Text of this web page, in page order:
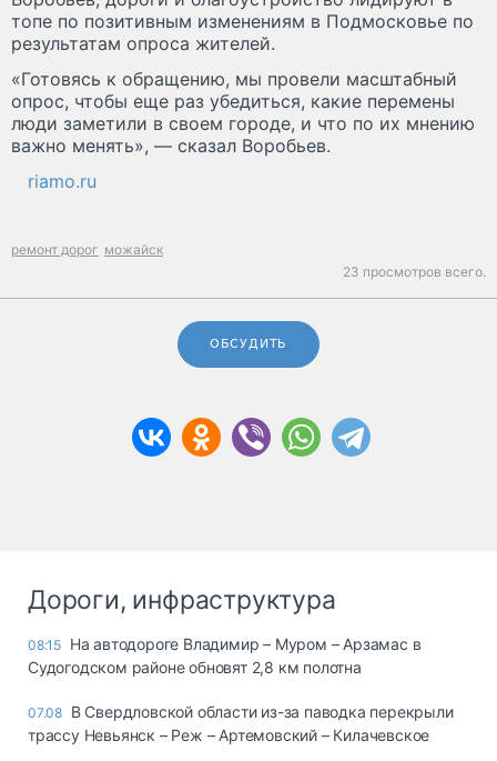
топе по позитивным изменениям в Подмосковье по
результатам опроса жителей.
«Готовясь к обращению, мы провели масштабный
опрос, чтобы еще раз убедиться, какие перемены
люди заметили в своем городе, и что по их мнению
важно менять», — сказал Воробьев.
riamo.ru
ремонт дорог можайск
23 просмотров всего.
ОБСУДИТЬ
Дороги, инфраструктура
08:15 На автодороге Владимир – Муром – Арзамас в
Судогодском районе обновят 2,8 км полотна
07.08 В Свердловской области из-за паводка перекрыли
трассу Невьянск – Реж – Артемовский – Килачевское